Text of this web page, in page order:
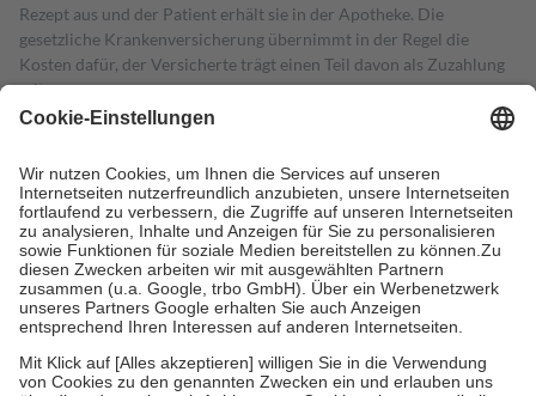
Rezept aus und der Patient erhält sie in der Apotheke. Die
gesetzliche Krankenversicherung übernimmt in der Regel die
Kosten dafür, der Versicherte trägt einen Teil davon als Zuzahlung
mit.
Grundsätzlich leisten Mitglieder Zuzahlungen in Höhe von zehn
höchstens zehn Euro.
Es sind jedoch nie mehr als die tatsächlichen
Kosten der Leistung zu entrichten.
Diese Regeln gelten grundsätzlich auch für Online-Apotheken.
Bei Heilmitteln und häuslicher Krankenpflege beträgt die
Zuzahlung zehn Prozent der Kosten sowie zehn Euro je
Verordnung.
Um das Engagement der Versicherten für ihre eigene Gesundheit zu
stärken und die besondere Stellung der Familie zu unterstützen,
fallenkeine Zuzahlungenan bei:
• Kindern und Jugendlichen bis zum vollendeten 18. Lebensjahr